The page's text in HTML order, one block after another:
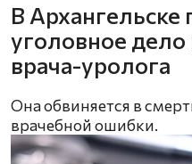
В Архангельске
уголовное
врача-уролога
Она обвиняется в
врачебной ошибки.